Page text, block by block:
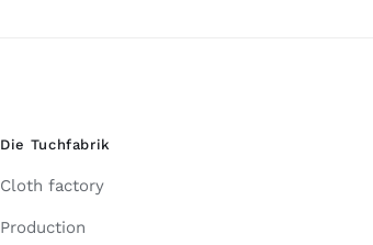
Die Tuchfabrik
Cloth factory
Production